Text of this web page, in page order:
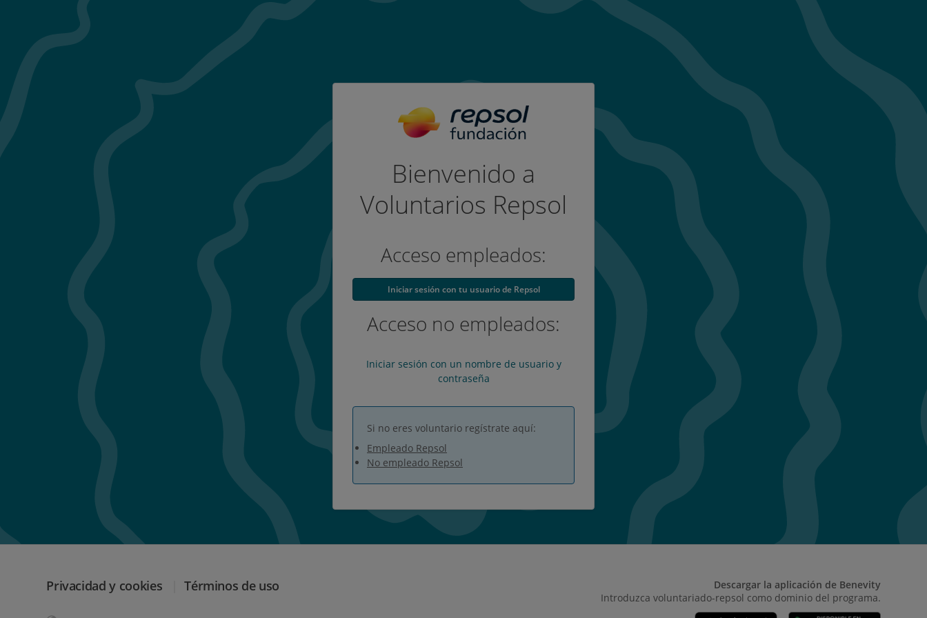
Bienvenido a
Voluntarios Repsol
Acceso empleados:
Iniciar sesión con tu usuario de Repsol
Acceso no empleados:
Iniciar sesión con un nombre de usuario y
contraseña
Si no eres voluntario regístrate aquí:
Empleado Repsol
No empleado Repsol
Privacidad y cookies Términos de uso
Descargar la aplicación de Benevity
Introduzca voluntariado-repsol como dominio del programa.